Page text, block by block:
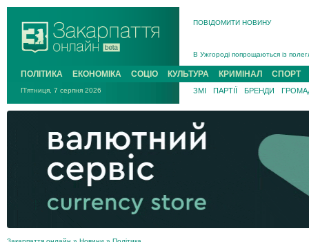
ПОВІДОМИТИ НОВИНУ
В Ужгороді попрощаються із
В Ужгороді 5 серпня
Підтвердили загибель
На війні з рф поліг військовий з
На Хустщині внаслідок ДТП за
Інструктора районного ТЦК на
ПОЛІТИКА ЕКОНОМІКА СОЦІО КУЛЬТУРА КРИМІНАЛ СПОРТ
П'ятниця, 7 серпня 2026 ЗМІ ПАРТІЇ БРЕНДИ